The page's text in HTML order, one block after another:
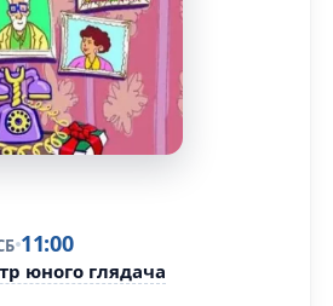
11:00
юного глядача